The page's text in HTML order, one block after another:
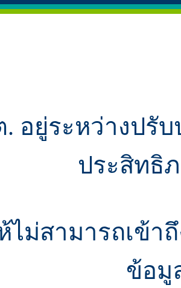
. อยู่ระหว่างปรั
ประสิทธิ
ไม่สามารถเข้า
ข้อมู